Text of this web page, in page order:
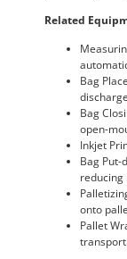
Related
Bag
Bag
open-
Inkjet
Bag
reducing
onto
Pallet